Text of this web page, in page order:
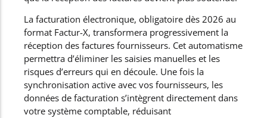
La facturation électronique, obligatoire dès 2026 au
format Factur-X, transformera progressivement la
réception des factures fournisseurs. Cet automatisme
permettra d’éliminer les saisies manuelles et les
risques d’erreurs qui en découle. Une fois la
synchronisation active avec vos fournisseurs, les
données de facturation s’intègrent directement dans
votre système comptable, réduisant